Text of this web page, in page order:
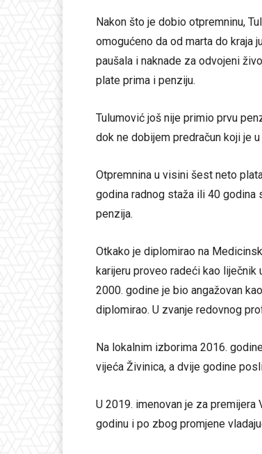
Nakon što je dobio otpremninu,
omogućeno da od marta do kraja
paušala i naknade za odvojeni
plate prima i penziju.
Tulumović još nije primio prvu
dok ne dobijem predračun koji je
Otpremnina u visini šest neto
godina radnog staža ili 40 godina
penzija.
Otkako je diplomirao na
karijeru proveo radeći kao liječnik
2000. godine je bio angažovan
diplomirao. U zvanje redovnog
Na lokalnim izborima 2016.
vijeća Živinica, a dvije godine
U 2019. imenovan je za
godinu i po zbog promjene